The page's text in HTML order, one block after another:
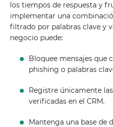
los tiempos de respuesta y
implementar una
filtrado por palabras clave y
negocio puede:
Bloquee mensajes que
phishing o palabras
Registre únicamente
verificadas en el CRM.
Mantenga una base de